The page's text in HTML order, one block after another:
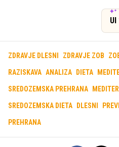
UI
ZDRAVJE DLESNI ZDRAVJE ZOB
RAZISKAVA ANALIZA DIETA
SREDOZEMSKA PREHRANA
SREDOZEMSKA DIETA DLESNI
PREHRANA